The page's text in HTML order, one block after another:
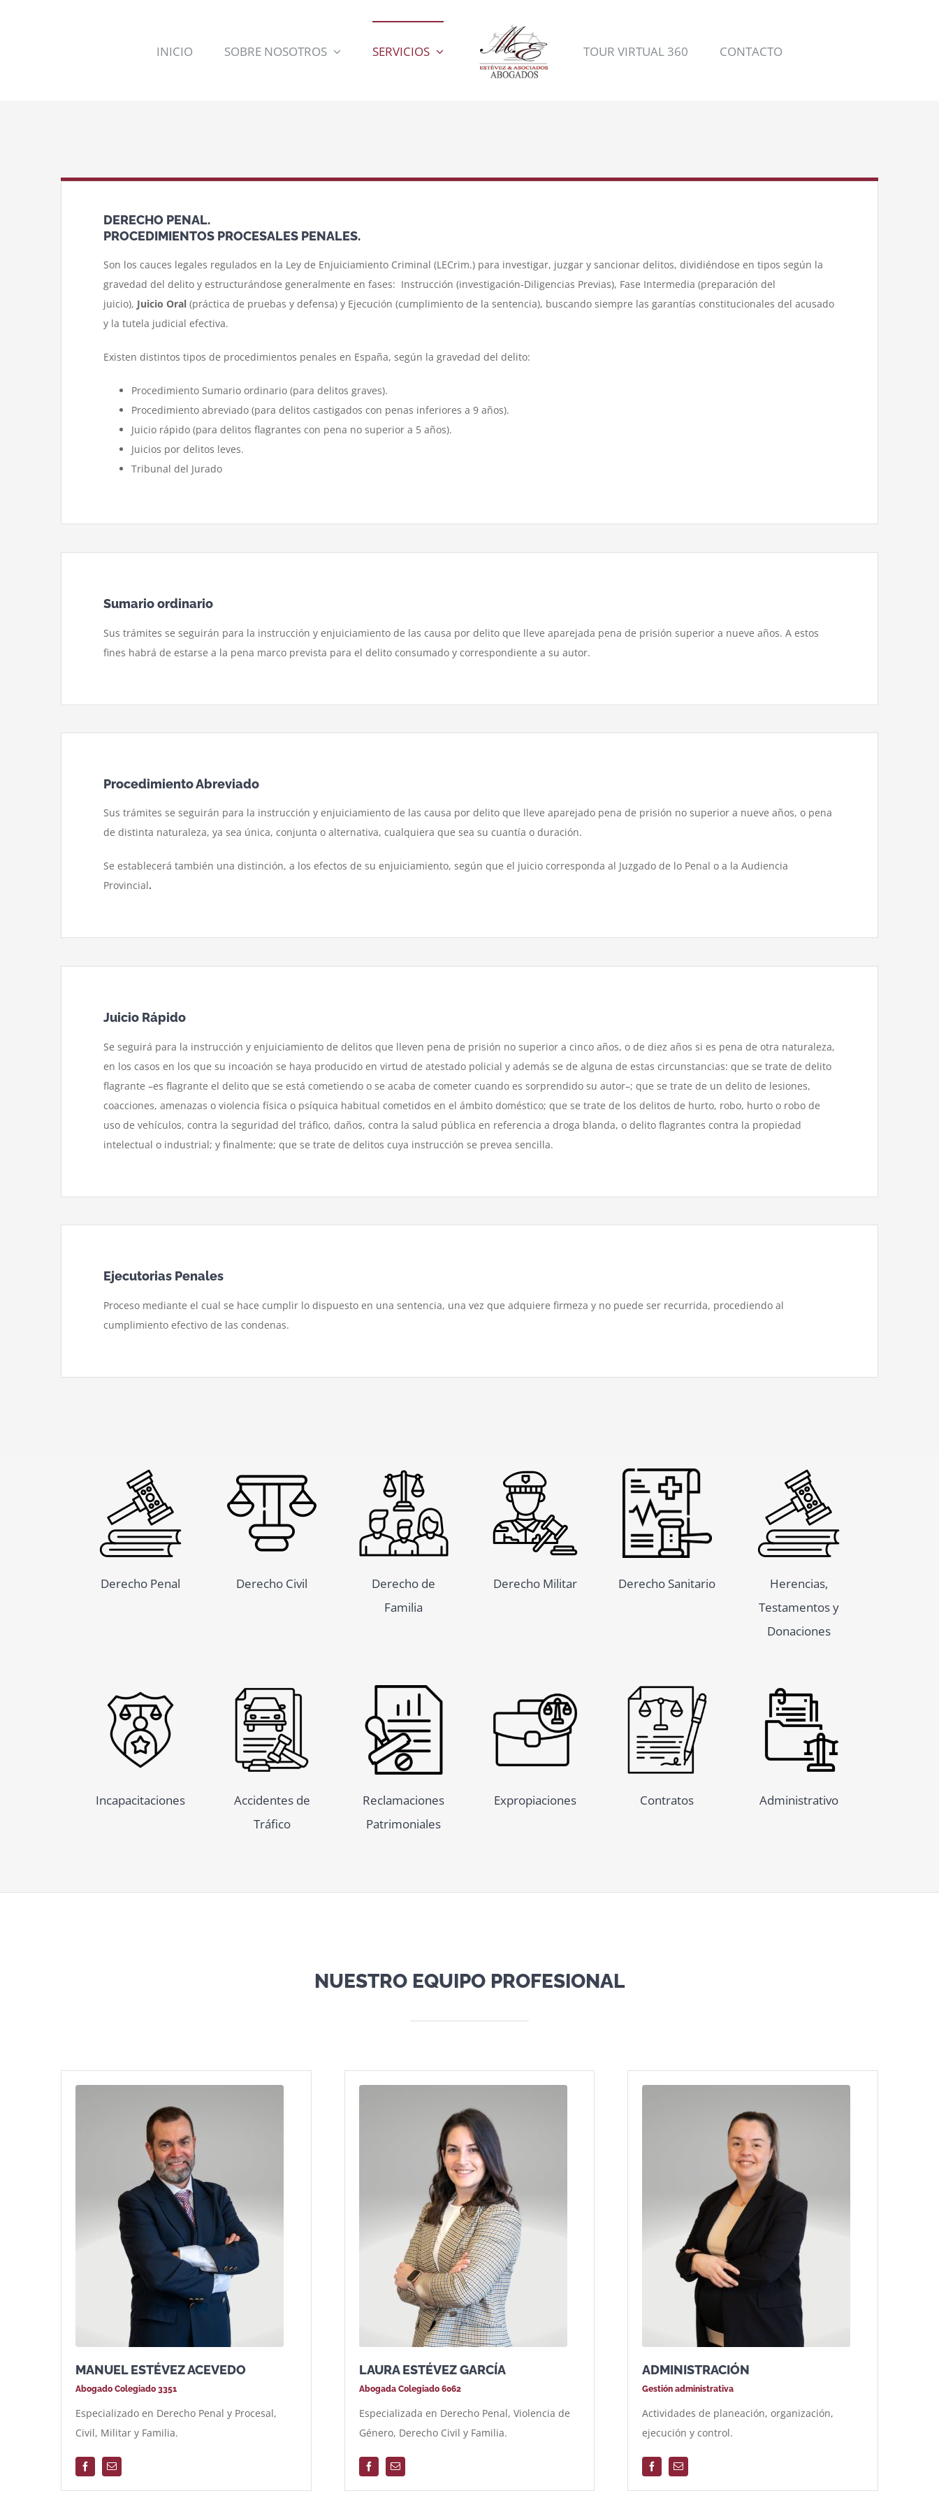
INICIO SOBRE NOSOTROS SERVICIOS TOUR VIRTUAL 360 CONTACTO
DERECHO PENAL.
PROCEDIMIENTOS PROCESALES PENALES.
Son los cauces legales regulados en la Ley de Enjuiciamiento Criminal (LECrim.) para investigar, juzgar y sancionar delitos, dividiéndose en tipos según la
gravedad del delito y estructurándose generalmente en fases: Instrucción (investigación-Diligencias Previas), Fase Intermedia (preparación del
juicio), Juicio Oral (práctica de pruebas y defensa) y Ejecución (cumplimiento de la sentencia), buscando siempre las garantías constitucionales del acusado
y la tutela judicial efectiva.
Existen distintos tipos de procedimientos penales en España, según la gravedad del delito:
Procedimiento Sumario ordinario (para delitos graves).
Procedimiento abreviado (para delitos castigados con penas inferiores a 9 años).
Juicio rápido (para delitos flagrantes con pena no superior a 5 años).
Juicios por delitos leves.
Tribunal del Jurado
Sumario ordinario
Sus trámites se seguirán para la instrucción y enjuiciamiento de las causa por delito que lleve aparejada pena de prisión superior a nueve años. A estos
fines habrá de estarse a la pena marco prevista para el delito consumado y correspondiente a su autor.
Procedimiento Abreviado
Sus trámites se seguirán para la instrucción y enjuiciamiento de las causa por delito que lleve aparejado pena de prisión no superior a nueve años, o pena
de distinta naturaleza, ya sea única, conjunta o alternativa, cualquiera que sea su cuantía o duración.
Se establecerá también una distinción, a los efectos de su enjuiciamiento, según que el juicio corresponda al Juzgado de lo Penal o a la Audiencia
Provincial.
Juicio Rápido
Se seguirá para la instrucción y enjuiciamiento de delitos que lleven pena de prisión no superior a cinco años, o de diez años si es pena de otra naturaleza,
en los casos en los que su incoación se haya producido en virtud de atestado policial y además se de alguna de estas circunstancias: que se trate de delito
flagrante –es flagrante el delito que se está cometiendo o se acaba de cometer cuando es sorprendido su autor–; que se trate de un delito de lesiones,
coacciones, amenazas o violencia física o psíquica habitual cometidos en el ámbito doméstico; que se trate de los delitos de hurto, robo, hurto o robo de
uso de vehículos, contra la seguridad del tráfico, daños, contra la salud pública en referencia a droga blanda, o delito flagrantes contra la propiedad
intelectual o industrial; y finalmente; que se trate de delitos cuya instrucción se prevea sencilla.
Ejecutorias Penales
Proceso mediante el cual se hace cumplir lo dispuesto en una sentencia, una vez que adquiere firmeza y no puede ser recurrida, procediendo al
cumplimiento efectivo de las condenas.
Derecho Penal Derecho Civil
Derecho de
Familia
Derecho Militar Derecho Sanitario
Herencias,
Testamentos y
Donaciones
Incapacitaciones
Accidentes de
Tráfico
Reclamaciones
Patrimoniales
Expropiaciones Contratos Administrativo
NUESTRO EQUIPO PROFESIONAL
MANUEL ESTÉVEZ ACEVEDO
Abogado Colegiado 3351
Especializado en Derecho Penal y Procesal,
Civil, Militar y Familia.
LAURA ESTÉVEZ GARCÍA
Abogada Colegiado 6062
Especializada en Derecho Penal, Violencia de
Género, Derecho Civil y Familia.
ADMINISTRACIÓN
Gestión administrativa
Actividades de planeación, organización,
ejecución y control.